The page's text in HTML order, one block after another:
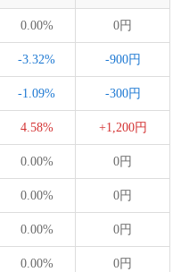
0.00% 0円
-3.32% -900円
-1.09% -300円
4.58% +1,200円
0.00% 0円
0.00% 0円
0.00% 0円
0.00% 0円